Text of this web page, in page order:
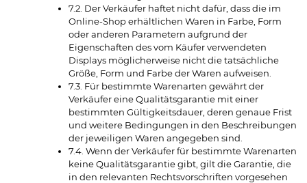
7.2. Der Verkäufer haftet nicht dafür, dass die im
Online-Shop erhältlichen Waren in Farbe, Form
oder anderen Parametern aufgrund der
Eigenschaften des vom Käufer verwendeten
Displays möglicherweise nicht die tatsächliche
Größe, Form und Farbe der Waren aufweisen.
7.3. Für bestimmte Warenarten gewährt der
Verkäufer eine Qualitätsgarantie mit einer
bestimmten Gültigkeitsdauer, deren genaue Frist
und weitere Bedingungen in den Beschreibungen
der jeweiligen Waren angegeben sind.
7.4. Wenn der Verkäufer für bestimmte Warenarten
keine Qualitätsgarantie gibt, gilt die Garantie, die
in den relevanten Rechtsvorschriften vorgesehen